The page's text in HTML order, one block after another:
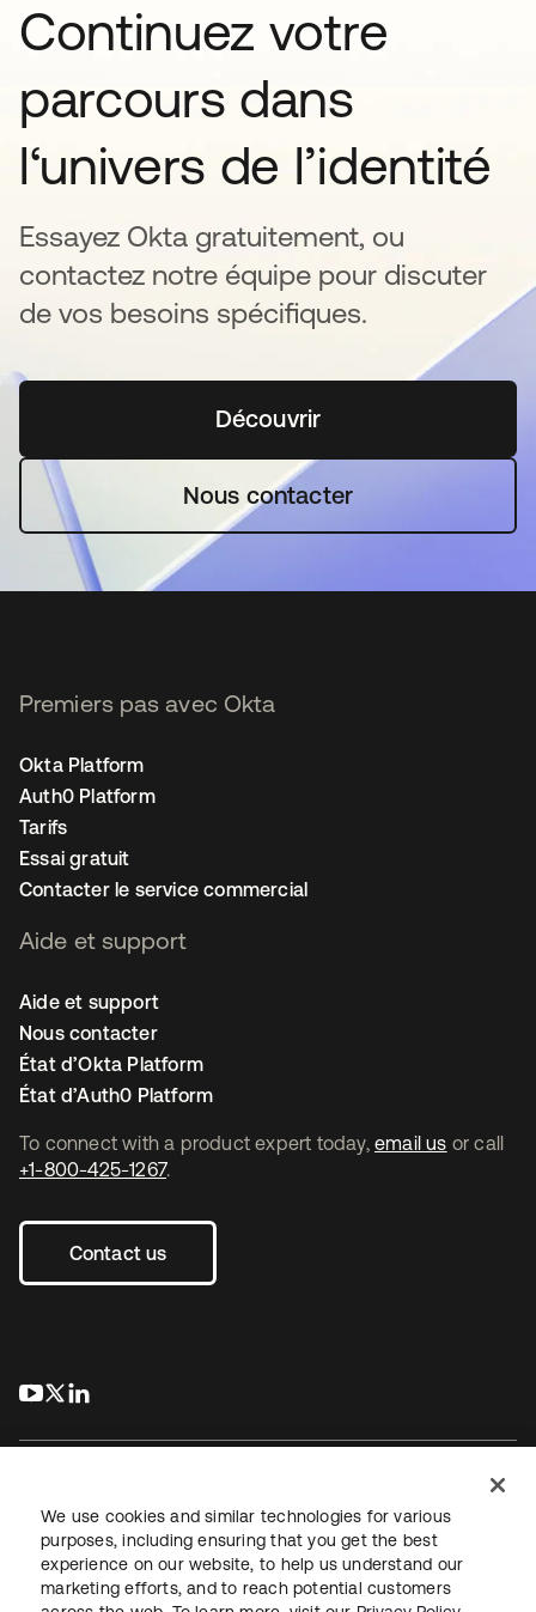
Continuez votre
parcours dans
l‘univers de l’identité
Essayez Okta gratuitement, ou
contactez notre équipe pour discuter
de vos besoins spécifiques.
Découvrirs’ouvre dans un nouvel
Nous contacter
To connect with a product expert today, email us or call
+1-800-425-1267.
Contact us
s’ouvre dans un nouvel onglet
s’ouvre dans un nouvel onglet
Premiers pas avec Okta
Okta Platform
Auth0 Platform
Tarifs
Essai gratuit
Contacter le service commercial
Aide et support
Aide et support
Nous contacter
État d’Okta Platform
État d’Auth0 Platform
JuridiquePolitique de confidentialité
Conditions d’utilisation du siteSécuritéPlan du site
We use cookies and similar technologies for various
purposes, including ensuring that you get the best
experience on our website, to help us understand our
marketing efforts, and to reach potential customers